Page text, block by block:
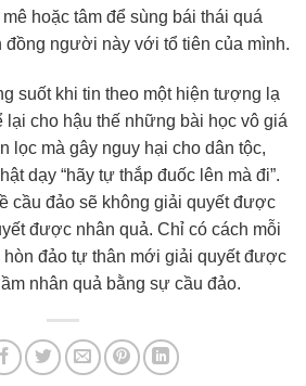
hoặc tâm để sùng bái thái quá
đồng người này với tổ tiên của mình.
suốt khi tin theo một hiện tượng lạ
lại cho hậu thế những bài học vô giá
lọc mà gây nguy hại cho dân tộc,
dạy “hãy tự thắp đuốc lên mà đi”.
cầu đảo sẽ không giải quyết được
được nhân quả. Chỉ có cách mỗi
đảo tự thân mới giải quyết được
nhân quả bằng sự cầu đảo.